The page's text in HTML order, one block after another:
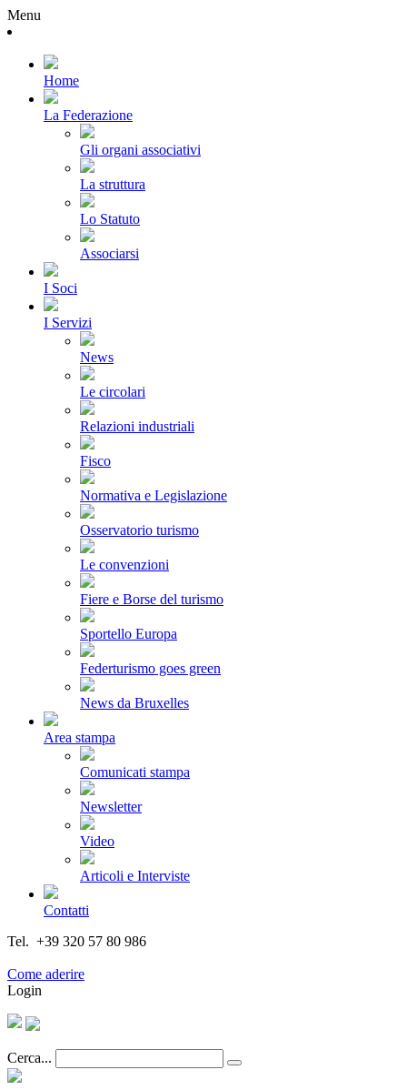
Menu
Home
La Federazione
Gli organi associativi
La struttura
Lo Statuto
Associarsi
I Soci
I Servizi
News
Le circolari
Relazioni industriali
Fisco
Normativa e Legislazione
Osservatorio turismo
Le convenzioni
Fiere e Borse del turismo
Sportello Europa
Federturismo goes green
News da Bruxelles
Area stampa
Comunicati stampa
Newsletter
Video
Articoli e Interviste
Contatti
Tel. +39 320 57 80 986
Come aderire
Login
Cerca...